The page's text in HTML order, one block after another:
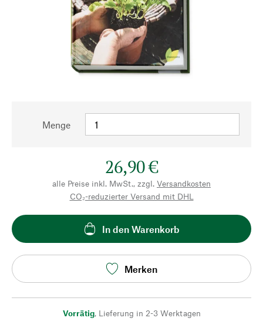
Menge
26,90 €
alle Preise inkl. MwSt., zzgl. Versandkosten
CO₂-reduzierter Versand mit DHL
In den Warenkorb
Merken
Vorrätig, Lieferung in 2-3 Werktagen